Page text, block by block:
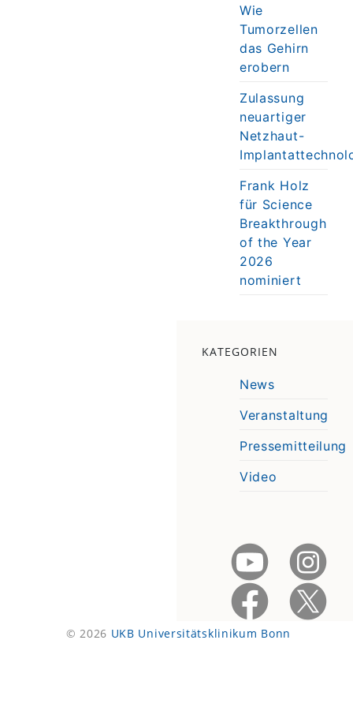
Wie
Tumorzellen
das Gehirn
erobern
Zulassung
neuartiger
Netzhaut-
Frank Holz
für Science
Breakthrough
of the Year
2026
nominiert
KATEGORIEN
News
Veranstaltung
Pressemitteilung
Video
© 2026 UKB Universitätsklinikum Bonn